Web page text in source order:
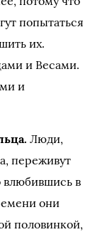
попытаться
их.
и Весами.
и
Люди,
переживут
влюбившись в
они
половинкой,